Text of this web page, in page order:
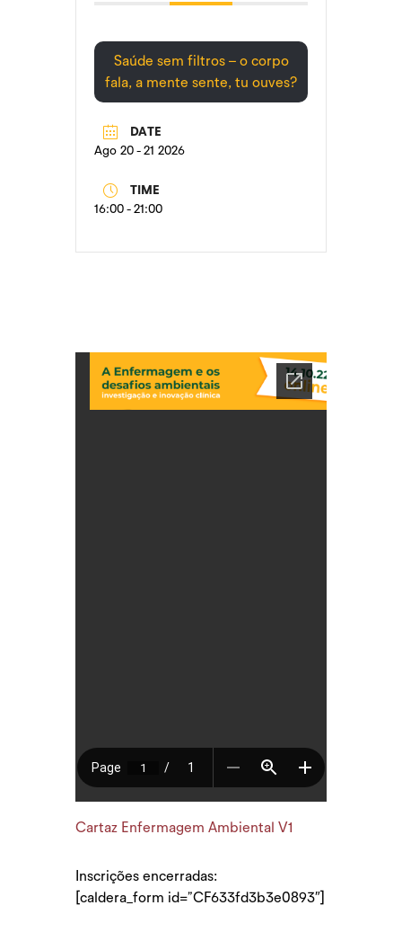
Saúde sem filtros – o corpo
fala, a mente sente, tu ouves?
DATE
Ago 20 - 21 2026
TIME
16:00 - 21:00
Cartaz Enfermagem Ambiental V1
Inscrições encerradas:
[caldera_form id=”CF633fd3b3e0893″]